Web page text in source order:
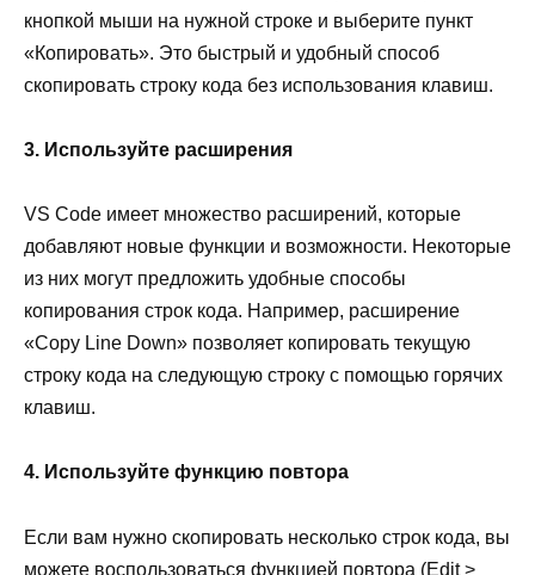
кнопкой мыши на нужной строке и выберите пункт
«Копировать». Это быстрый и удобный способ
скопировать строку кода без использования клавиш.
3. Используйте расширения
VS Code имеет множество расширений, которые
добавляют новые функции и возможности. Некоторые
из них могут предложить удобные способы
копирования строк кода. Например, расширение
«Copy Line Down» позволяет копировать текущую
строку кода на следующую строку с помощью горячих
клавиш.
4. Используйте функцию повтора
Если вам нужно скопировать несколько строк кода, вы
можете воспользоваться функцией повтора (Edit >